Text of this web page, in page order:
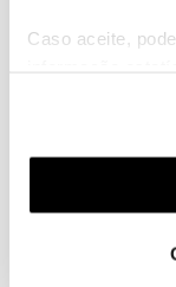
Caso aceite,
funcionalidades
funcionalidade)
(cookies de
utilização dos